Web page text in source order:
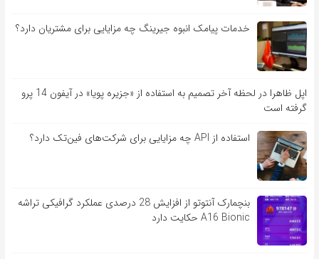
خدمات پیامک انبوه جیرینگ چه مزایایی برای مشتریان دارد؟
اپل ظاهرا در لحظه آخر تصمیم به استفاده از «جزیره پویا» در آیفون 14 پرو
گرفته است
استفاده از API چه مزایایی برای شرکت‌های فین‌تک دارد؟
بنچمارک آنتوتو از افزایش 28 درصدی عملکرد گرافیکی تراشه
A16 Bionic حکایت دارد